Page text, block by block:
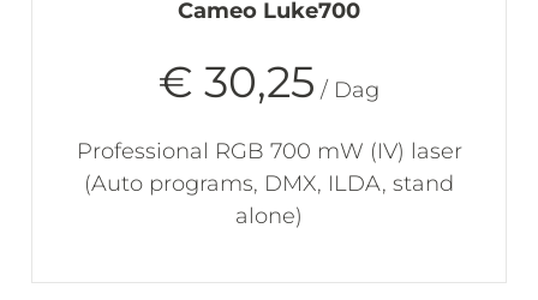
Cameo Luke700
€ 30,25 / Dag
Professional RGB 700 mW (IV) laser
(Auto programs, DMX, ILDA, stand
alone)